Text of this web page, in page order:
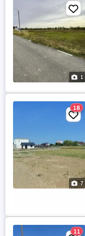
1
7
18
11